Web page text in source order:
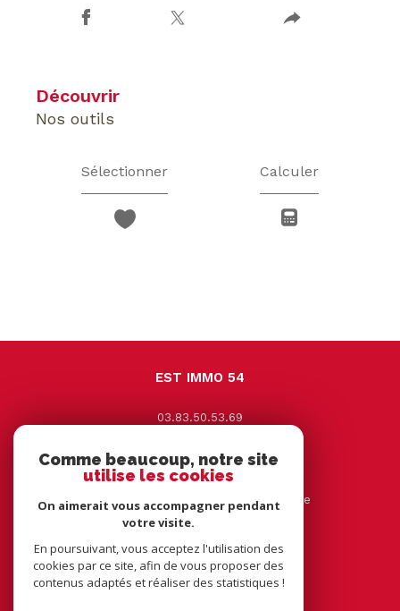
découvrir
nos outils
Sélectionner Calculer
EST IMMO 54
03.83.50.53.69
9 Avenue Jacques Leclerc
54330vézelise
44 rue tourtelle frère 54116 tantonville
NOUS SUIVRE SUR
Comme beaucoup, notre site
utilise les cookies
On aimerait vous accompagner pendant
votre visite.
En poursuivant, vous acceptez l'utilisation des
cookies par ce site, afin de vous proposer des
contenus adaptés et réaliser des statistiques !